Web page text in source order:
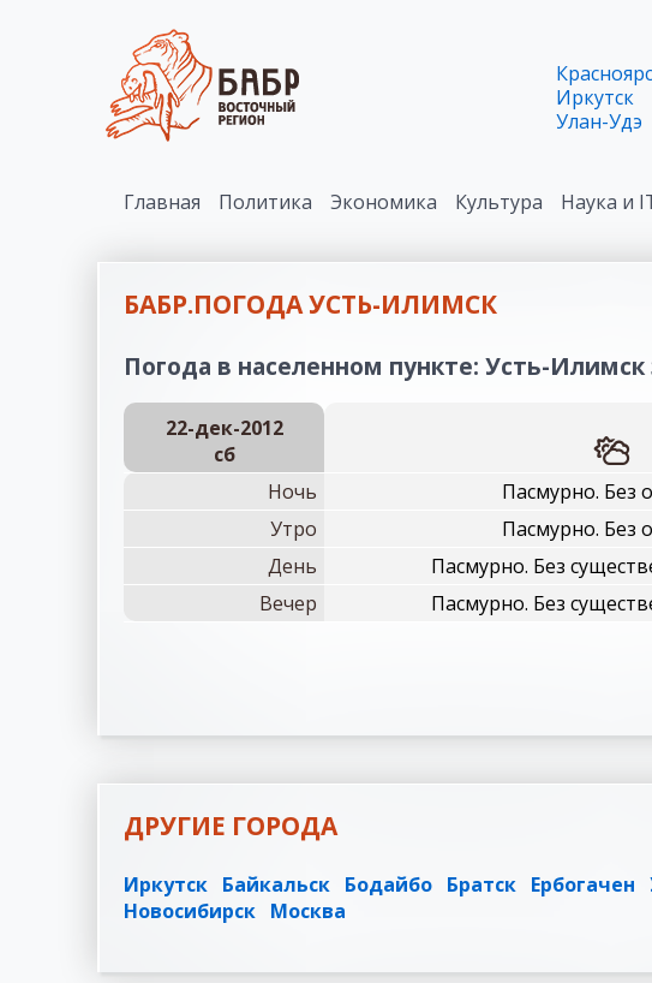
Иркутск
Улан-Удэ
Главная Политика Экономика Культура Наука и
БАБР.ПОГОДА УСТЬ-ИЛИМСК
Погода в населенном пункте: Усть-Илимск
22-дек-2012
сб
Ночь
Пасмурно. Без
Утро
Пасмурно. Без
День
Пасмурно. Без
Вечер
Пасмурно. Без
ДРУГИЕ ГОРОДА
Иркутск Байкальск Бодайбо Братск Ербогачен
Новосибирск Москва